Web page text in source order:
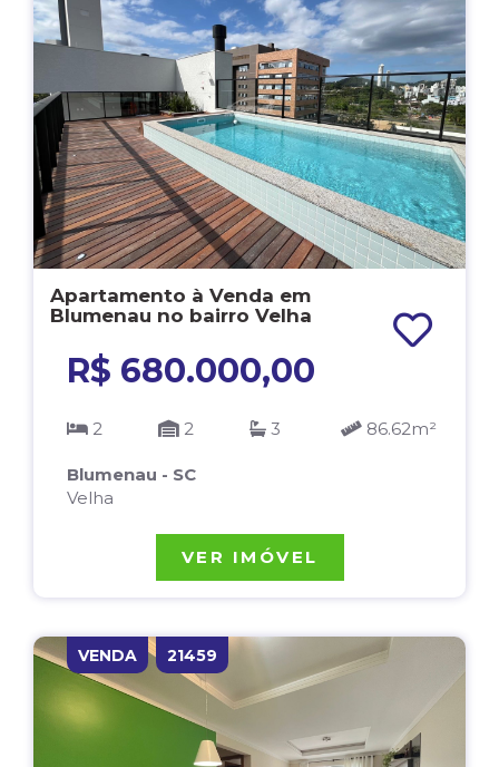
Apartamento à Venda em
Blumenau no bairro Velha
R$ 680.000,00
2 2 3 86.62m²
Blumenau - SC
Velha
VER IMÓVEL
VENDA 21459